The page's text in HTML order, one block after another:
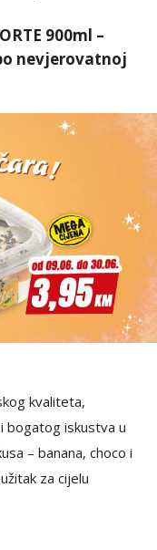
900ml –
nevjerovatnoj
kvaliteta,
bogatog iskustva u
– banana, choco i
za cijelu